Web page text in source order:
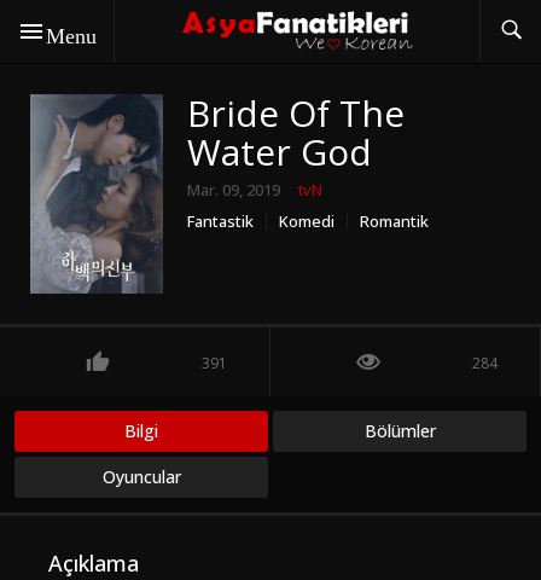
Menu
Bride Of The
Water God
Mar. 09, 2019
tvN
Fantastik
Komedi Romantik
391 284
Bilgi
Bölümler
Oyuncular
Açıklama